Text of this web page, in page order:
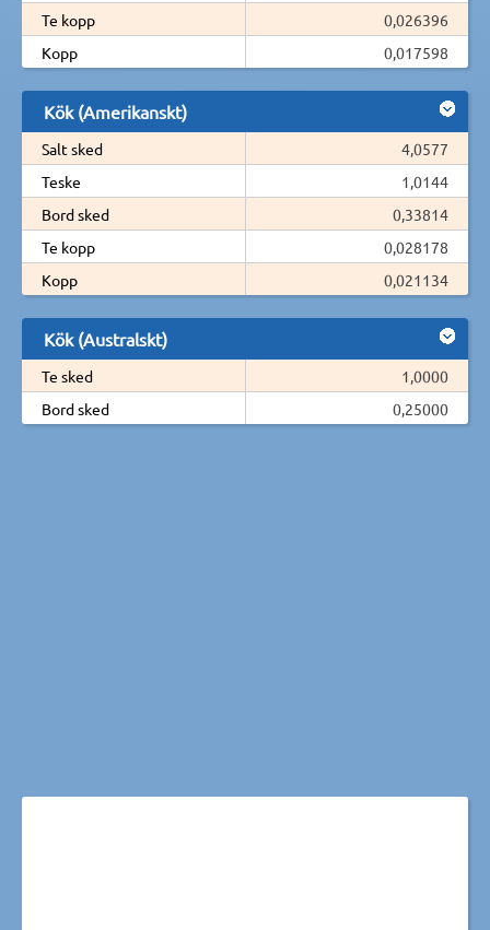
Te kopp
0,026396
Kopp
0,017598
Kök (Amerikanskt)
Salt sked
4,0577
Teske
1,0144
Bord sked
0,33814
Te kopp
0,028178
Kopp
0,021134
Kök (Australskt)
Te sked
1,0000
Bord sked
0,25000